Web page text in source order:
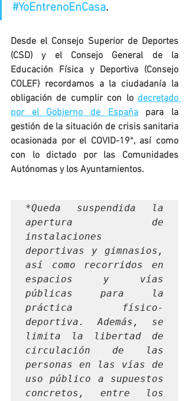
#YoEntrenoEnCasa.
Desde el Consejo Superior de Deportes
(CSD) y el Consejo General de la
Educación Física y Deportiva (Consejo
COLEF) recordamos a la ciudadanía la
obligación de cumplir con lo decretado
por el Gobierno de España para la
gestión de la situación de crisis sanitaria
ocasionada por el COVID-19*, así como
con lo dictado por las Comunidades
Autónomas y los Ayuntamientos.
*Queda suspendida la
apertura de
instalaciones
deportivas y gimnasios,
así como recorridos en
espacios y vías
públicas para la
práctica físico-
deportiva. Además, se
limita la libertad de
circulación de las
personas en las vías de
uso público a supuestos
concretos, entre los